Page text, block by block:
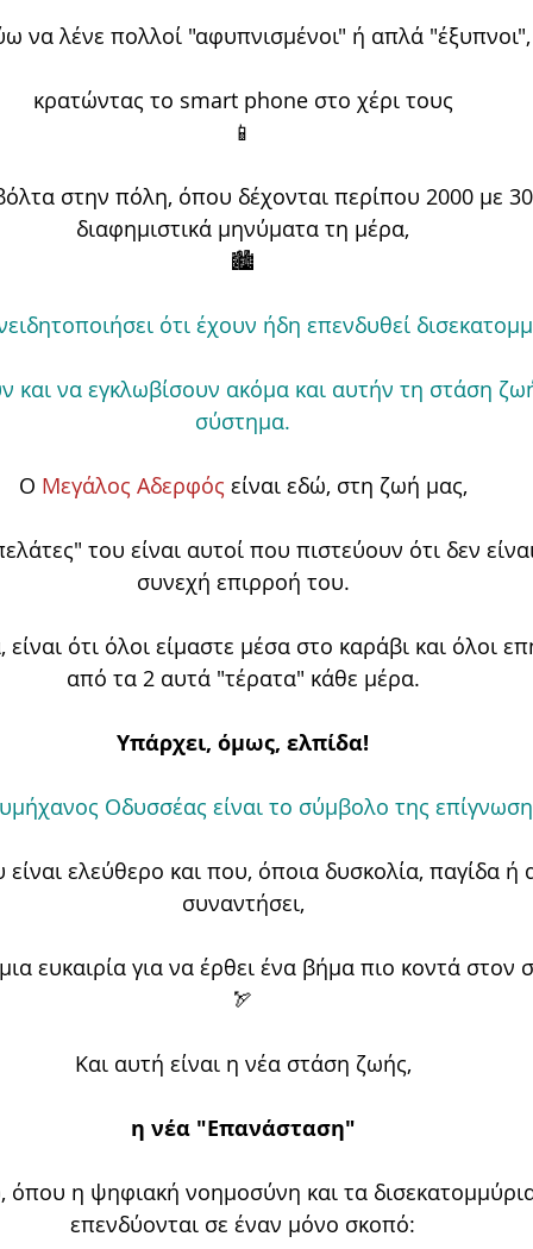
να λένε πολλοί "αφυπνισμένοι" ή απλά "έξυπνοι",
κρατώντας το smart phone στο χέρι τους
📱
στην πόλη, όπου δέχονται περίπου 2000 με
διαφημιστικά μηνύματα τη μέρα,
🏙️
ότι έχουν ήδη επενδυθεί
και να εγκλωβίσουν ακόμα και αυτήν τη στάση
σύστημα.
Ο Μεγάλος Αδερφός είναι εδώ, στη ζωή μας,
του είναι αυτοί που πιστεύουν ότι δεν
συνεχή επιρροή του.
είναι ότι όλοι είμαστε μέσα στο καράβι και όλοι
από τα 2 αυτά "τέρατα" κάθε μέρα.
Υπάρχει, όμως, ελπίδα!
Οδυσσέας είναι το σύμβολο της
ελεύθερο και που, όποια δυσκολία, παγίδα ή
συναντήσει,
ευκαιρία για να έρθει ένα βήμα πιο κοντά στον
🏹
Και αυτή είναι η νέα στάση ζωής,
η νέα "Eπανάσταση"
όπου η ψηφιακή νοημοσύνη και τα
επενδύονται σε έναν μόνο σκοπό: